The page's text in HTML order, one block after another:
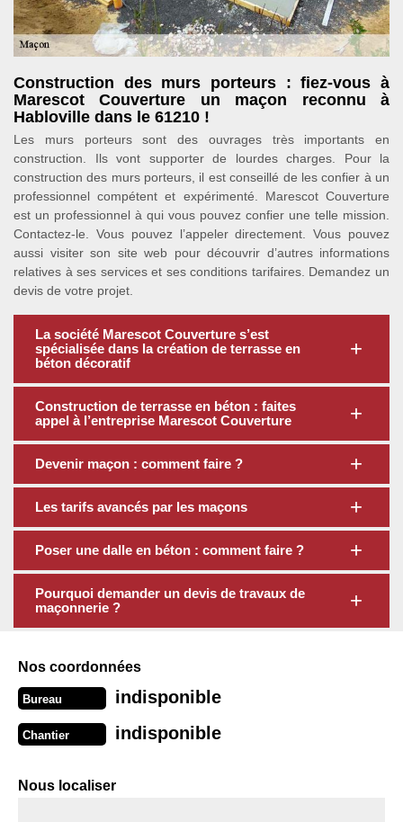
Construction des murs porteurs : fiez-vous à
Marescot Couverture un maçon reconnu à
Habloville dans le 61210 !
Les murs porteurs sont des ouvrages très importants en
construction. Ils vont supporter de lourdes charges. Pour la
construction des murs porteurs, il est conseillé de les confier à un
professionnel compétent et expérimenté. Marescot Couverture
est un professionnel à qui vous pouvez confier une telle mission.
Contactez-le. Vous pouvez l’appeler directement. Vous pouvez
aussi visiter son site web pour découvrir d’autres informations
relatives à ses services et ses conditions tarifaires. Demandez un
devis de votre projet.
La société Marescot Couverture s’est
spécialisée dans la création de terrasse en
béton décoratif
Construction de terrasse en béton : faites
appel à l’entreprise Marescot Couverture
Devenir maçon : comment faire ?
Les tarifs avancés par les maçons
Poser une dalle en béton : comment faire ?
Pourquoi demander un devis de travaux de
maçonnerie ?
Nos coordonnées
Bureau indisponible
Chantier indisponible
Nous localiser